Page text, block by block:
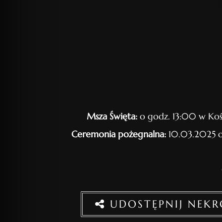
Msza Święta:o godz. 13:00 w
Ceremonia pożegnalna:10.03.2025
UDOSTĘPNIJ